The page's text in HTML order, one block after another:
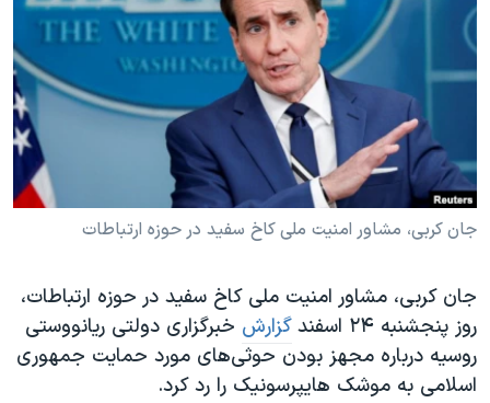
فرهنگ و زندگی
حقوق شهروندی
اقتصادی
علم و فناوری
اسرائیل در جنگ
انتخابات ریاست جمهوری آمریکا ۲۰۲۴
حمله جمهوری اسلامی به اسرائیل
رمز مهسا
ورزش زنان در ایران
تریبونال مردمی آبان ۹۸
دادگاه حمید نوری
چهل سال گروگان‌گیری
دنبال کنید
زبانهای مختلف
جان کربی، مشاور امنیت ملی کاخ سفید در حوزه ارتباطات
جان کربی، مشاور امنیت ملی کاخ سفید در حوزه ارتباطات،
روز پنجشنبه ۲۴ اسفند
گزارش خبرگزاری دولتی ریانووستی
روسیه درباره مجهز بودن حوثی‌های مورد حمایت جمهوری
اسلامی به موشک هایپرسونیک را رد کرد.